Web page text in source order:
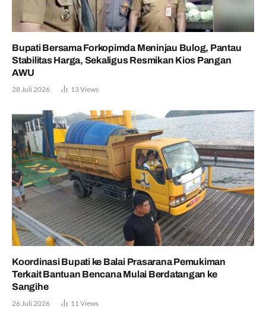
Bupati Bersama Forkopimda Meninjau Bulog, Pantau
Stabilitas Harga, Sekaligus Resmikan Kios Pangan
AWU
28 Juli 2026 13Views
Koordinasi Bupati ke Balai Prasarana Pemukiman
Terkait Bantuan Bencana Mulai Berdatangan ke
Sangihe
26 Juli 2026 11Views